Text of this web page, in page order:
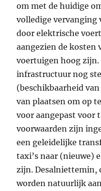
om met de huidige
volledige vervanging
door elektrische
aangezien de kosten
voertuigen hoog zijn.
infrastructuur nog
(beschikbaarheid
van plaatsen om op
voor aangepast voor
voorwaarden zijn
een geleidelijke
taxi’s naar (nieuwe)
zijn. Desalniettemin,
worden natuurlijk